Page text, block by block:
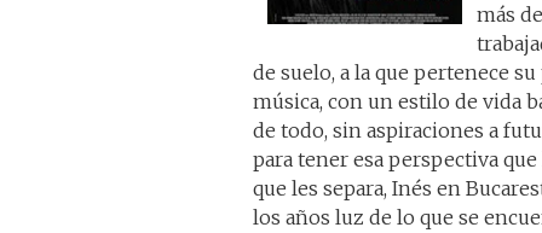
más
de suelo, a la que pertenece
música, con un estilo de vida
de todo, sin aspiraciones a
para tener esa perspectiva
que les separa, Inés en
los años luz de lo que se